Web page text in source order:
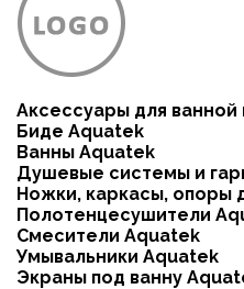
Аксессуары для ванной
Биде Aquatek
Ванны Aquatek
Душевые системы и
Ножки, каркасы, опоры
Полотенцесушители
Смесители Aquatek
Умывальники Aquatek
Экраны под ванну